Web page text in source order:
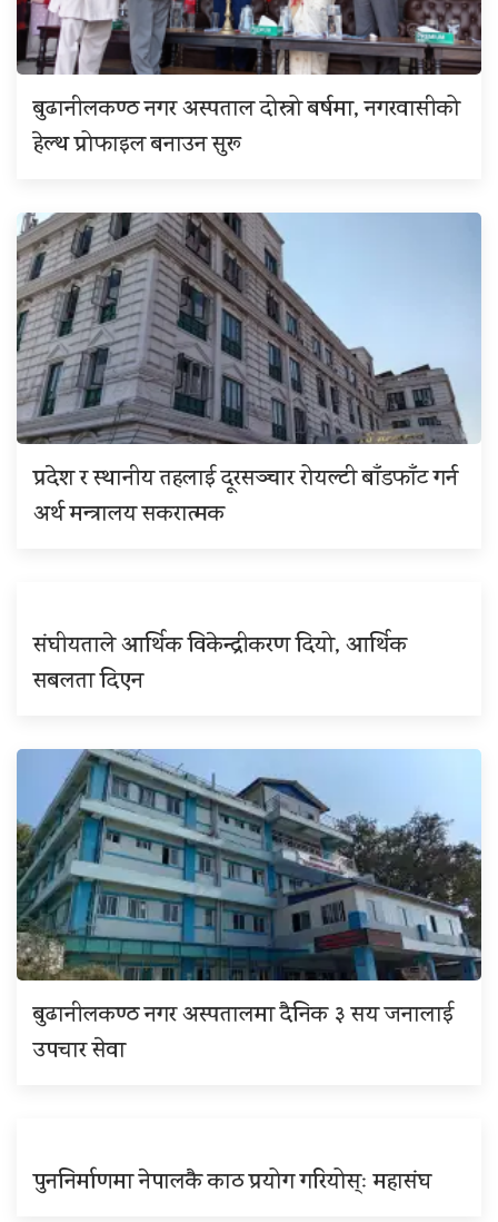
बुढानीलकण्ठ नगर अस्पताल दोस्रो बर्षमा, नगरवासीको
हेल्थ प्रोफाइल बनाउन सुरू
प्रदेश र स्थानीय तहलाई दूरसञ्चार रोयल्टी बाँडफाँट गर्न
अर्थ मन्त्रालय सकरात्मक
संघीयताले आर्थिक विकेन्द्रीकरण दियो, आर्थिक
सबलता दिएन
बुढानीलकण्ठ नगर अस्पतालमा दैनिक ३ सय जनालाई
उपचार सेवा
पुननिर्माणमा नेपालकै काठ प्रयोग गरियोस्ः महासंघ